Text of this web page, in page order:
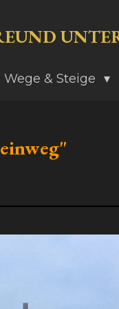
Wege & Steige